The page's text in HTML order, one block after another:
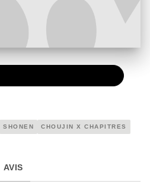
SHONEN CHOUJIN X CHAPITRES
AVIS